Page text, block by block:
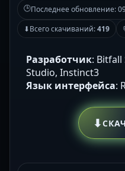
🕒Последнее обновление:
⬇Всего скачиваний:419
Разработчик: Bitfall
Studio, Instinct3
Язык интерфейса:
⬇